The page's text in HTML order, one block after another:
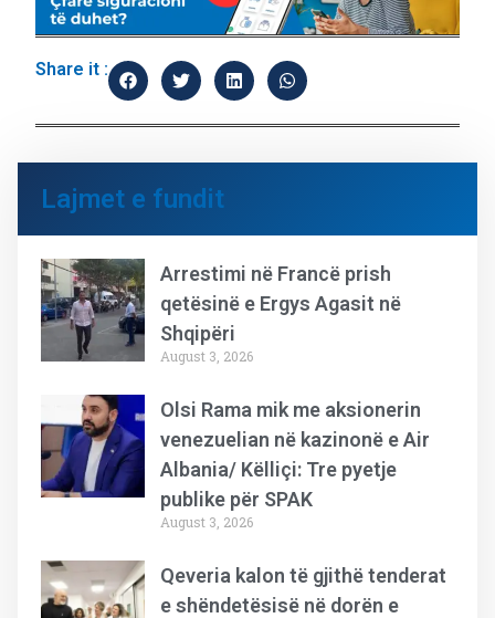
Share it :
Lajmet e fundit
Arrestimi në Francë prish
qetësinë e Ergys Agasit në
Shqipëri
August 3, 2026
Olsi Rama mik me aksionerin
venezuelian në kazinonë e Air
Albania/ Këlliçi: Tre pyetje
publike për SPAK
August 3, 2026
Qeveria kalon të gjithë tenderat
e shëndetësisë në dorën e